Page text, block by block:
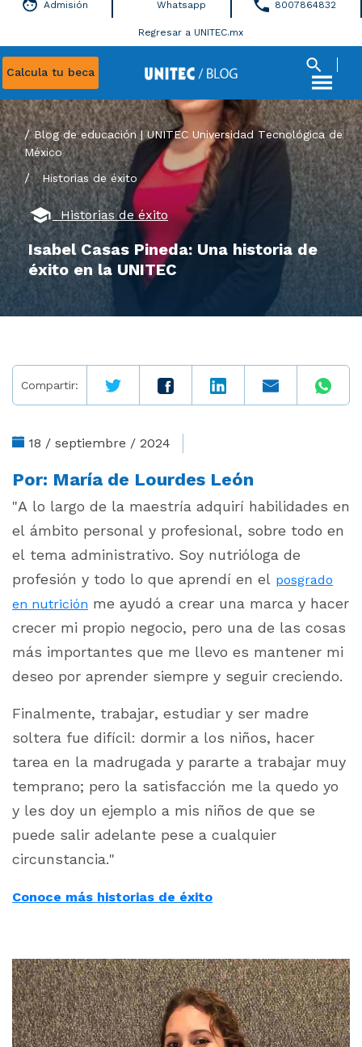
Calcula tu beca
Admisión Whatsapp 8007864832
Regresar a UNITEC.mx
Blog de educación | UNITEC Universidad Tecnológica de
México
/ Historias de éxito
Historias de éxito
Isabel Casas Pineda: Una historia de
éxito en la UNITEC
Compartir:
18 / septiembre / 2024
Por: María de Lourdes León
"A lo largo de la maestría adquirí habilidades en
el ámbito personal y profesional, sobre todo en
el tema administrativo. Soy nutrióloga de
profesión y todo lo que aprendí en el posgrado
en nutrición me ayudó a crear una marca y hacer
crecer mi propio negocio, pero una de las cosas
más importantes que me llevo es mantener mi
deseo por aprender siempre y seguir creciendo.
Finalmente, trabajar, estudiar y ser madre
soltera fue difícil: dormir a los niños, hacer
tarea en la madrugada y pararte a trabajar muy
temprano; pero la satisfacción me la quedo yo
y les doy un ejemplo a mis niños de que se
puede salir adelante pese a cualquier
circunstancia."
Conoce más historias de éxito